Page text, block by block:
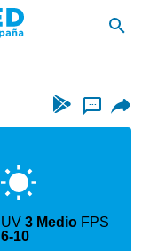
...
UV3 Medio FPS
6-10